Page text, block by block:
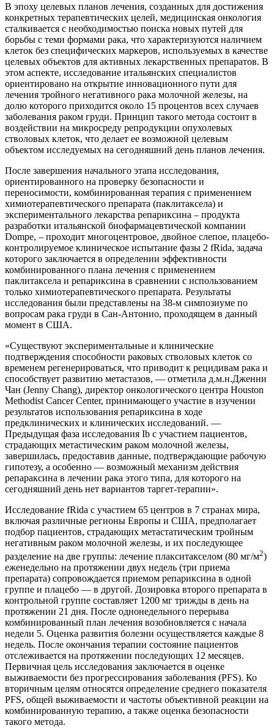
В эпоху целевых планов лечения, созданных для достижения
конкретных терапевтических целей, медицинская онкология
сталкивается с необходимостью поиска новых путей для
борьбы с теми формами рака, что характеризуются наличием
клеток без специфических маркеров, используемых в качестве
целевых объектов для активных лекарственных препаратов. В
этом аспекте, исследование итальянских специалистов
ориентировано на открытие инновационного пути для
лечения тройного негативного рака молочной железы, на
долю которого приходится около 15 процентов всех случаев
заболевания раком груди. Принцип такого метода состоит в
воздействии на микросреду репродукции опухолевых
стволовых клеток, что делает ее возможной целевым
объектом исследуемых на сегодняшний день планов лечения.
После завершения начального этапа исследования,
ориентированного на проверку безопасности и
переносимости, комбинированная терапия с применением
химиотерапевтического препарата (паклитаксела) и
экспериментального лекарства репариксина – продукта
разработки итальянской биофармацевтической компании
Dompe, – проходит многоцентровое, двойное слепое, плацебо-
контролируемое клиническое испытание фазы 2 fRida, задача
которого заключается в определении эффективности
комбинированного плана лечения с применением
паклитаксела и репариксина в сравнении с использованием
только химиотерапевтического препарата. Результаты
исследования были представлены на 38-м симпозиуме по
вопросам рака груди в Сан-Антонио, проходящем в данный
момент в США.
«Существуют экспериментальные и клинические
подтверждения способности раковых стволовых клеток со
временем регенерироваться, что приводит к рецидивам рака и
способствует развитию метастазов, — отметила д.м.н.Дженни
Чан (Jenny Chang), директор онкологического центра Houston
Methodist Cancer Center, принимающего участие в изучении
результатов использования репариксина в ходе
предклинических и клинических исследований. —
Предыдущая фаза исследования Ib с участием пациентов,
страдающих метастическим раком молочной железы,
завершилась, предоставив данные, подтверждающие рабочую
гипотезу, а особенно — возможный механизм действия
репараксина в лечении рака этого типа, для которого на
сегодняшний день нет вариантов таргет-терапии».
Исследование fRida с участием 65 центров в 7 странах мира,
включая различные регионы Европы и США, предполагает
подбор пациентов, страдающих метастатическим тройным
негативным раком молочной железы, и их последующее
разделение на две группы: лечение плакситакселом (80 мг/м2)
еженедельно на протяжении двух недель (три приема
препарата) сопровождается приемом репариксина в одной
группе и плацебо — в другой. Дозировка второго препарата в
контрольной группе составляет 1200 мг трижды в день на
протяжении 21 дня. После однонедельного перерыва
комбинированный план лечения возобновляется с начала
недели 5. Оценка развития болезни осуществляется каждые 8
недель. После окончания терапии состояние пациентов
отслеживается на протяжении последующих 12 месяцев.
Первичная цель исследования заключается в оценке
выживаемости без прогрессирования заболевания (PFS). Ко
вторичным целям относятся определение среднего показателя
PFS, общей выживаемости и частоты объективной реакции на
комбинированную терапию, а также оценка безопасности
такого метода.